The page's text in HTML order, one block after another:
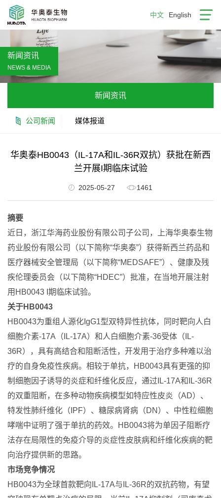
中文 English
新闻资讯
NEWS & MEDIA
新闻资讯
公司新闻 媒体报道
华奥泰HB0043（IL-17A和IL-36R双抗）获批在新西
兰开展I期临床试验
2025-05-27 1461
摘要
近日，浙江华海药业股份有限公司子公司，上海华奥泰生物
药业股份有限公司（以下简称“华奥泰”）获得新西兰药品和
医疗器械安全管理局（以下简称“MEDSAFE”）、健康及残
疾伦理委员会（以下简称“HDEC”）批准，在当地开展注射
用HB0043 I期临床试验。
关于HB0043
HB0043为重组人源化IgG1型双特异性抗体，同时靶向人白
细胞介素-17A（IL-17A）和人白细胞介素-36受体（IL-
36R），具有高结合和阻断活性，开发用于治疗多种难以治
疗的自身免疫性疾病。相较于单抗，HB0043具有更强的抑
制细胞因子诱导的炎症和纤维化反应，通过IL-17A和IL-36R
的双重阻断，在多种动物疾病模型如特应性皮炎（AD）、
特发性肺纤维化（IPF）、糖尿病肾病（DN）、中性粒细胞
哮喘中证明了强于单抗的药效。HB0043将为单因子阻断疗
法存在局限性的免疫介导的炎症性皮肤病和纤维化疾病的靶
向治疗提供新的思路。
市场竞争情况
HB0043为全球首款靶向IL-17A与IL-36R的双抗药物，有望